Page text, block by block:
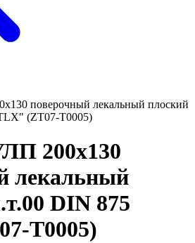
поверочный лекальный плоский
(ZT07-T0005)
200х130
лекальный
DIN 875
T0005)